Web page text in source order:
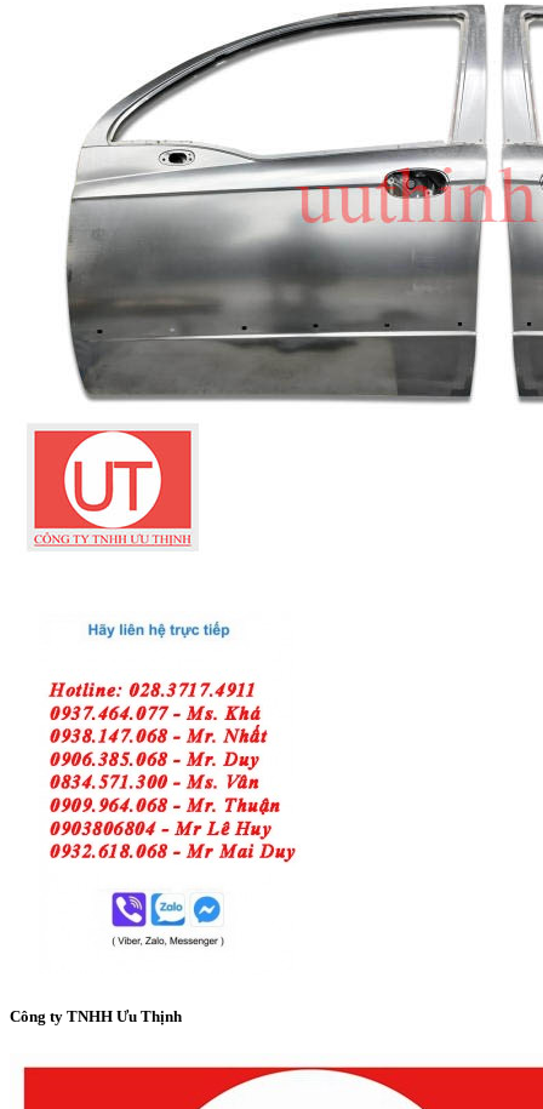
Công ty TNHH Ưu Thịnh